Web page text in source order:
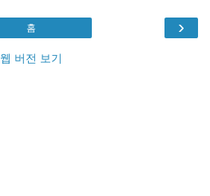
›
홈
웹 버전 보기